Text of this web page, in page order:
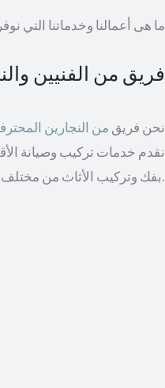
ما هى أعمالنا وخدماتنا التي
فريق من الفنيين
نحن فريق من النجارين
نقدم خدمات تركيب وصيانة